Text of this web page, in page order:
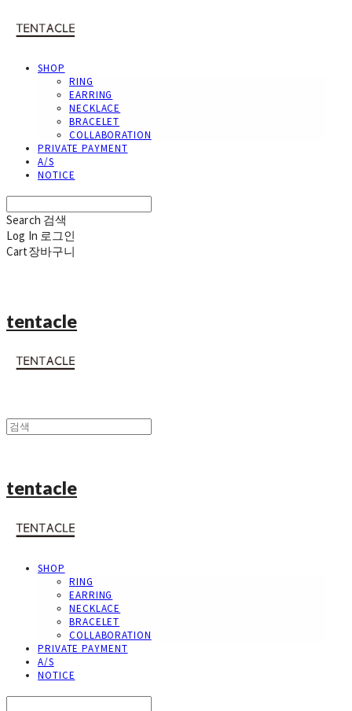
SHOP
RING
EARRING
NECKLACE
BRACELET
COLLABORATION
PRIVATE PAYMENT
A/S
NOTICE
Search 검색
Log In 로그인
Cart장바구니
tentacle
tentacle
SHOP
RING
EARRING
NECKLACE
BRACELET
COLLABORATION
PRIVATE PAYMENT
A/S
NOTICE